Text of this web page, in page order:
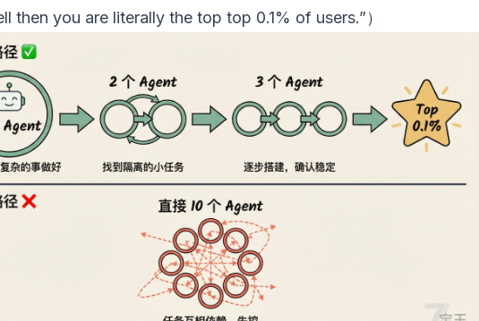
then you are literally the top top 0.1% of users.”）